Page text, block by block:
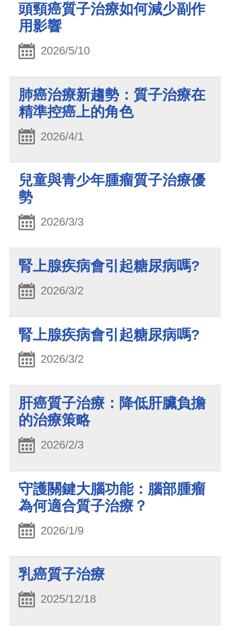
頭頸癌質子治療如何減少副作
用影響
2026/5/10
肺癌治療新趨勢：質子治療在
精準控癌上的角色
2026/4/1
兒童與青少年腫瘤質子治療優
勢
2026/3/3
腎上腺疾病會引起糖尿病嗎?
2026/3/2
腎上腺疾病會引起糖尿病嗎?
2026/3/2
肝癌質子治療：降低肝臟負擔
的治療策略
2026/2/3
守護關鍵大腦功能：腦部腫瘤
為何適合質子治療？
2026/1/9
乳癌質子治療
2025/12/18